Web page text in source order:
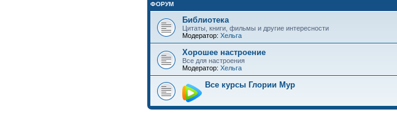
ФОРУМ
Библиотека
Цитаты, книги, фильмы и другие интересности
Модератор: Хельга
Хорошее настроение
Все для настроения
Модератор: Хельга
Все курсы Глории Мур